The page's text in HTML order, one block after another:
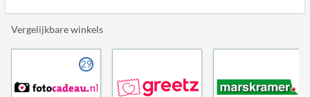
Vergelijkbare winkels
29